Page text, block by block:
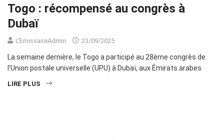
Togo : récompensé au congrès à
Dubaï
L'EmissaireAdmin 23/09/2025
La semaine dernière, le Togo a participé au 28ème congrès de
l’Union postale universelle (UPU) à Dubaï, aux Émirats arabes
LIRE PLUS